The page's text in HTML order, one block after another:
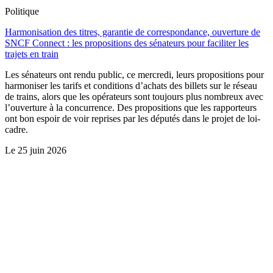
Politique
Harmonisation des titres, garantie de correspondance, ouverture de
SNCF Connect : les propositions des sénateurs pour faciliter les
trajets en train
Les sénateurs ont rendu public, ce mercredi, leurs propositions pour
harmoniser les tarifs et conditions d’achats des billets sur le réseau
de trains, alors que les opérateurs sont toujours plus nombreux avec
l’ouverture à la concurrence. Des propositions que les rapporteurs
ont bon espoir de voir reprises par les députés dans le projet de loi-
cadre.
Le 25 juin 2026